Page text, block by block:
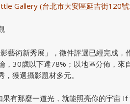
Gallery (台北市大安區延吉街120
藝術新秀展」，徵件評選已經完成
，30歲以下達78%；以地區分佈，來
獲選攝影題材多元。
果有那麼一道光，就能照亮你的宇宙